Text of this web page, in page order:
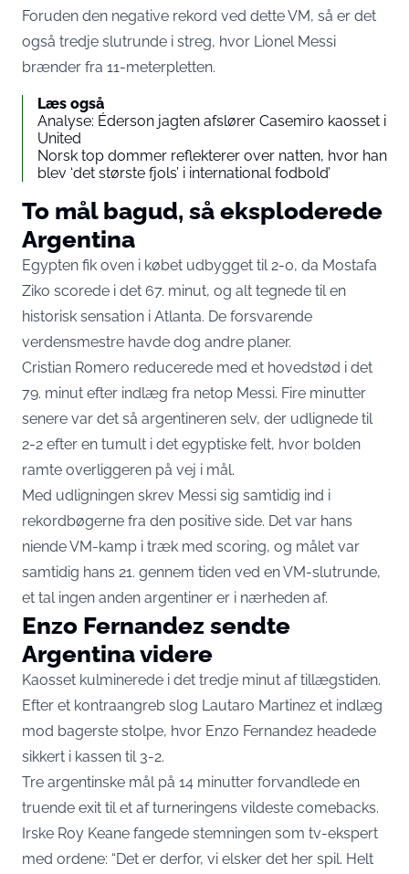
Foruden den negative rekord ved dette VM, så er det
også tredje slutrunde i streg, hvor Lionel Messi
brænder fra 11-meterpletten.
Læs også
Analyse: Éderson jagten afslører Casemiro kaosset i
United
Norsk top dommer reflekterer over natten, hvor han
blev ‘det største fjols’ i international fodbold’
To mål bagud, så eksploderede
Argentina
Egypten fik oven i købet udbygget til 2-0, da Mostafa
Ziko scorede i det 67. minut, og alt tegnede til en
historisk sensation i Atlanta. De forsvarende
verdensmestre havde dog andre planer.
Cristian Romero reducerede med et hovedstød i det
79. minut efter indlæg fra netop Messi. Fire minutter
senere var det så argentineren selv, der udlignede til
2-2 efter en tumult i det egyptiske felt, hvor bolden
ramte overliggeren på vej i mål.
Med udligningen skrev Messi sig samtidig ind i
rekordbøgerne fra den positive side. Det var hans
niende VM-kamp i træk med scoring, og målet var
samtidig hans 21. gennem tiden ved en VM-slutrunde,
et tal ingen anden argentiner er i nærheden af.
Enzo Fernandez sendte
Argentina videre
Kaosset kulminerede i det tredje minut af tillægstiden.
Efter et kontraangreb slog Lautaro Martinez et indlæg
mod bagerste stolpe, hvor Enzo Fernandez headede
sikkert i kassen til 3-2.
Tre argentinske mål på 14 minutter forvandlede en
truende exit til et af turneringens vildeste comebacks.
Irske Roy Keane fangede stemningen som tv-ekspert
med ordene: “Det er derfor, vi elsker det her spil. Helt